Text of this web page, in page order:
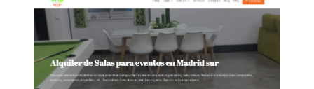
Diseño web para salas de
eventos en Madrid